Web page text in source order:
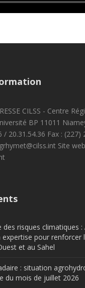
CILSS - Centre
BP 11011
/ 20.31.54.36 Fax : (227)
Site
risques climatiques :
pour renforcer
et au Sahel
: situation
du mois de juillet 2026